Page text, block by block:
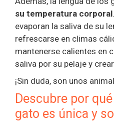
su temperatura corporal
evaporan la saliva de su
refrescarse en climas
mantenerse calientes en
saliva por su pelaje y
¡Sin duda, son unos
Descubre por
gato es única y